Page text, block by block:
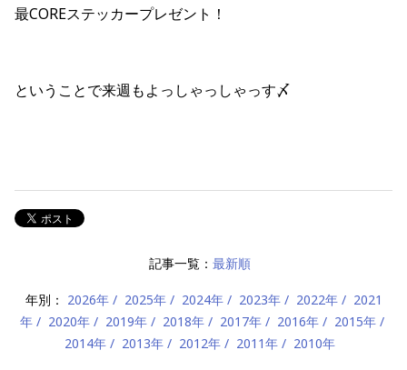
最COREステッカープレゼント！
ということで来週もよっしゃっしゃっす〆
記事一覧： 最新順
年別： 2026年 2025年 2024年 2023年 2022年
2021
年
2020年 2019年 2018年 2017年 2016年
2015年
2014年
2013年 2012年 2011年 2010年